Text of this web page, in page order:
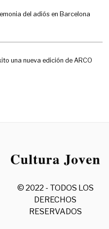
del adiós en Barcelona
una nueva edición de ARCO
© 2022 - TODOS LOS
DERECHOS
RESERVADOS